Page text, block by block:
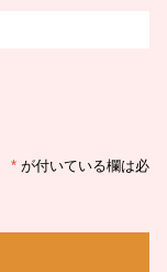
* が付いている欄は必